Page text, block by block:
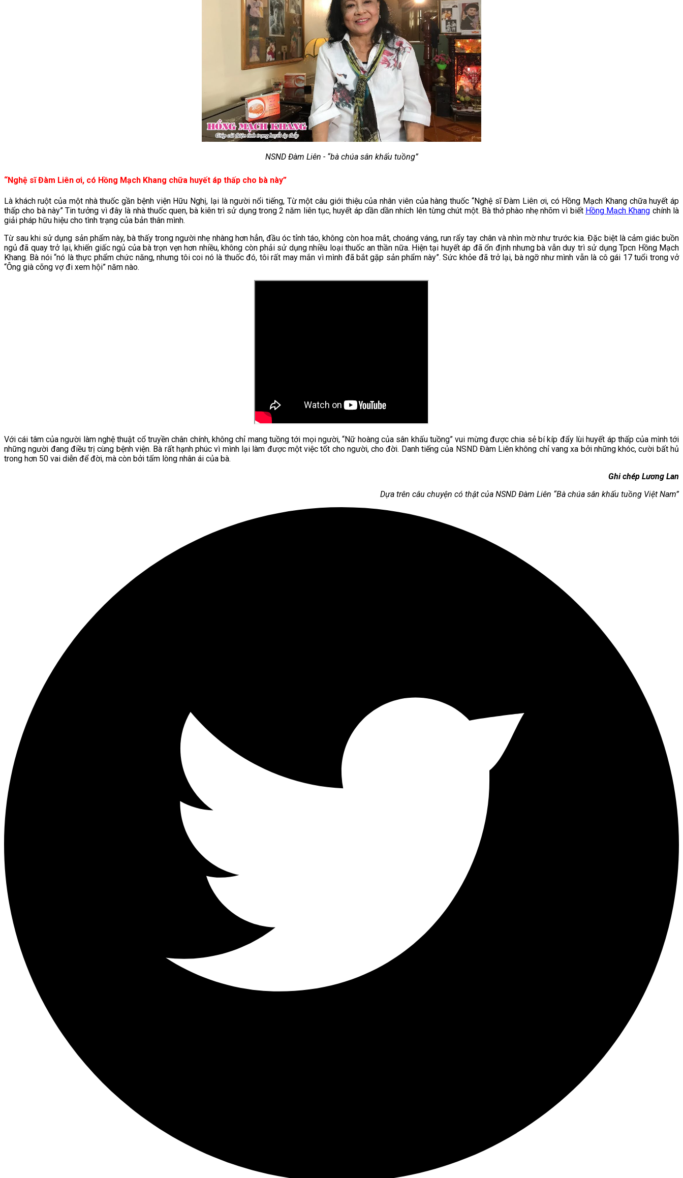
NSND Đàm Liên - “bà chúa sân khấu tuồng”
“Nghệ sĩ Đàm Liên ơi, có Hồng Mạch Khang chữa huyết áp thấp cho bà này”
Là khách ruột của một nhà thuốc gần bệnh viện Hữu Nghị, lại là người nổi tiếng, Từ một câu giới thiệu của nhân viên của hàng thuốc “Nghệ sĩ Đàm Liên ơi, có Hồng Mạch Khang chữa huyết áp
thấp cho bà này” Tin tưởng vì đây là nhà thuốc quen, bà kiên trì sử dụng trong 2 năm liên tục, huyết áp dần dần nhích lên từng chút một. Bà thở phào nhẹ nhõm vì biết Hồng Mạch Khang chính là
giải pháp hữu hiệu cho tình trạng của bản thân mình.
Từ sau khi sử dụng sản phẩm này, bà thấy trong người nhẹ nhàng hơn hẳn, đầu óc tỉnh táo, không còn hoa mắt, choáng váng, run rẩy tay chân và nhìn mờ như trước kia. Đặc biệt là cảm giác buồn
ngủ đã quay trở lại, khiến giấc ngủ của bà trọn vẹn hơn nhiều, không còn phải sử dụng nhiều loại thuốc an thần nữa. Hiện tại huyết áp đã ổn định nhưng bà vẫn duy trì sử dụng Tpcn Hồng Mạch
Khang. Bà nói “nó là thực phẩm chức năng, nhưng tôi coi nó là thuốc đó, tôi rất may mắn vì mình đã bắt gặp sản phẩm này”. Sức khỏe đã trở lại, bà ngỡ như mình vẫn là cô gái 17 tuổi trong vở
“Ông già cõng vợ đi xem hội” năm nào.
Với cái tâm của người làm nghệ thuật cổ truyền chân chính, không chỉ mang tuồng tới mọi người, “Nữ hoàng của sân khấu tuồng” vui mừng được chia sẻ bí kíp đẩy lùi huyết áp thấp của mình tới
những người đang điều trị cùng bệnh viện. Bà rất hạnh phúc vì mình lại làm được một việc tốt cho người, cho đời. Danh tiếng của NSND Đàm Liên không chỉ vang xa bởi những khóc, cười bất hủ
trong hơn 50 vai diễn để đời, mà còn bởi tấm lòng nhân ái của bà.
Ghi chép Lương Lan
Dựa trên câu chuyện có thật của NSND Đàm Liên “Bà chúa sân khấu tuồng Việt Nam”